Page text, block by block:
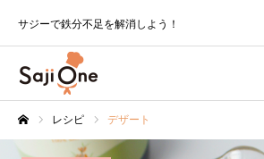
サジーで鉄分不足を解消しよう！
レシピ デザート